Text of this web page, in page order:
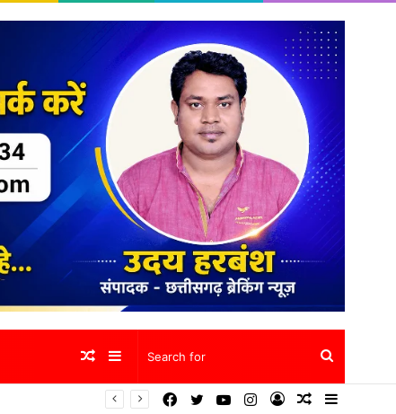
Search
for
Sidebar
Random
Article
Sidebar
Random
Log
Instagram
YouTube
Twitter
Facebook